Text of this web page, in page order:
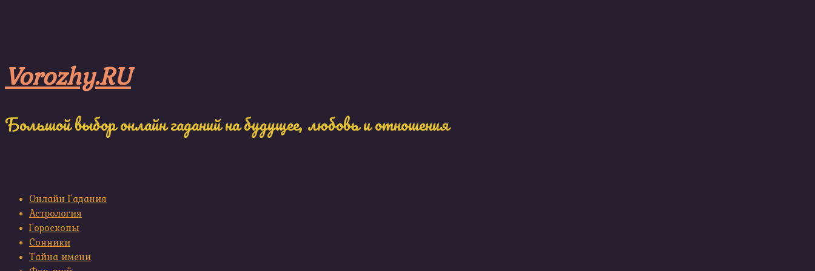
Vorozhy.RU
Большой выбор онлайн гаданий на будущее, любовь и отношения
Онлайн Гадания
Астрология
Гороскопы
Сонники
Тайна имени